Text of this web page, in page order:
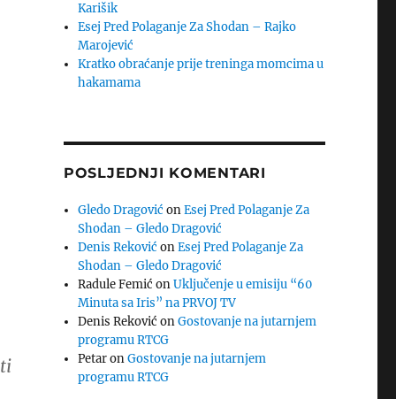
Karišik
Esej Pred Polaganje Za Shodan – Rajko
Marojević
Kratko obraćanje prije treninga momcima u
hakamama
POSLJEDNJI KOMENTARI
Gledo Dragović onEsej Pred Polaganje Za
Shodan – Gledo Dragović
Denis Reković onEsej Pred Polaganje Za
Shodan – Gledo Dragović
Radule Femić onUključenje u emisiju “60
Minuta sa Iris” na PRVOJ TV
Denis Reković onGostovanje na jutarnjem
programu RTCG
PetaronGostovanje na jutarnjem
programu RTCG